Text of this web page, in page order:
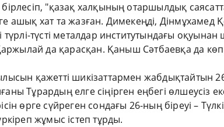
"қазақ халқының отаршылдық
ашық хат та жазған. Димекеңді, Дінмұхамед
түрлі-түсті металдар институтындағы
Қаржылай да қарасқан. Қаныш Сәтбаевқа да
қажетті шикізаттармен жабдықтайтын
Тұрардың елге сіңірген еңбегі өлшеусіз
өрге сүйреген сондағы 26-ның біреуі –
жұмыс істеп тұрды.